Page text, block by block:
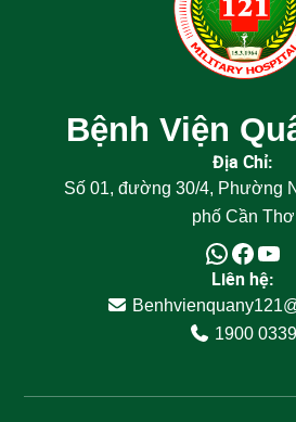
Bệnh Viện
Địa Chỉ:
Số 01, đường 30/4, Phường
phố Cần Thơ
Liên hệ:
1900 0339